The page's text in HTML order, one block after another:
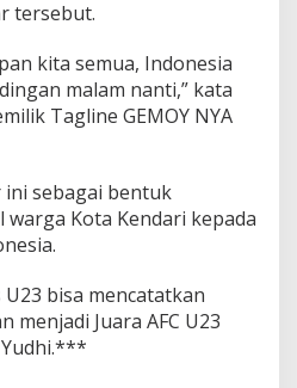
tersebut.
kita semua, Indonesia
malam nanti,” kata
Tagline GEMOY NYA
sebagai bentuk
Kota Kendari kepada
bisa mencatatkan
menjadi Juara AFC U23